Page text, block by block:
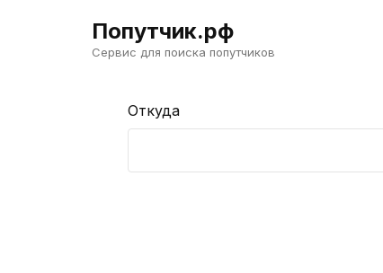
Попутчик.рф
Сервис для поиска попутчиков
Откуда